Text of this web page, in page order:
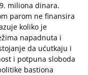
miliona dinara.
parom ne finansira
koliko je
napadnuta i
da ućutkaju i
i potpuna sloboda
bastiona